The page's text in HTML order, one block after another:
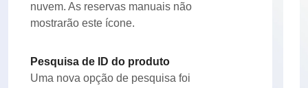
nuvem. As reservas manuais não
mostrarão este ícone.
Pesquisa de ID do produto
Uma nova opção de pesquisa foi